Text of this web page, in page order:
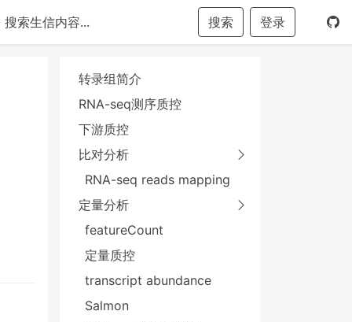
搜索 登录
转录组简介
RNA-seq测序质控
下游质控
比对分析
RNA-seq reads mapping
定量分析
featureCount
定量质控
transcript abundance
Salmon